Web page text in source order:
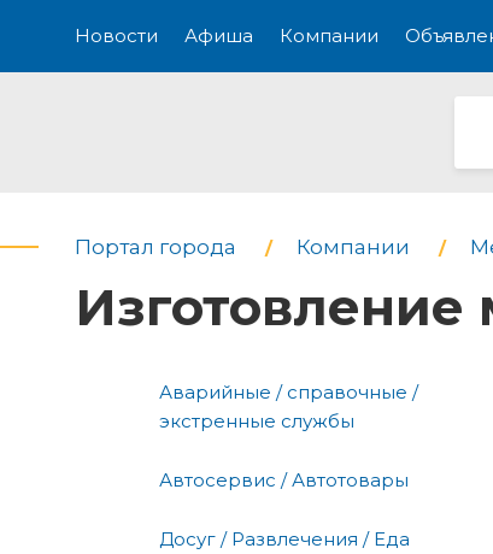
Новости Афиша Компании
Портал города Компании
Изготовление
Аварийные / справочные /
экстренные службы
Автосервис / Автотовары
Досуг / Развлечения / Еда